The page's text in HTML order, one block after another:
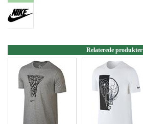
Relaterede produkter